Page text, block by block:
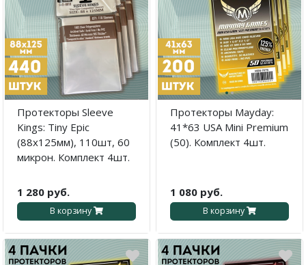
Протекторы Sleeve
Kings: Tiny Epic
(88x125мм), 110шт, 60
микрон. Комплект 4шт.
1 280 руб.
В корзину
··
Протекторы Mayday:
41*63 USA Mini Premium
(50). Комплект 4шт.
1 080 руб.
В корзину